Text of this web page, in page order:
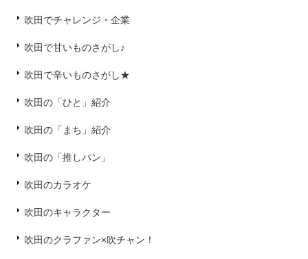
吹田でチャレンジ・企業
吹田で甘いものさがし♪
吹田で辛いものさがし★
吹田の「ひと」紹介
吹田の「まち」紹介
吹田の「推しパン」
吹田のカラオケ
吹田のキャラクター
吹田のクラファン×吹チャン！